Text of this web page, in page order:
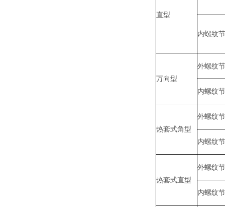
直型
内螺纹
万向型
外螺纹
内螺纹
热套式角型
外螺纹
内螺纹
热套式直型
外螺纹
内螺纹